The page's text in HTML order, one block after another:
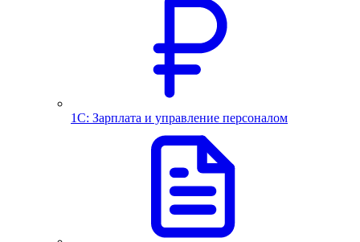
1С: Зарплата и управление персоналом